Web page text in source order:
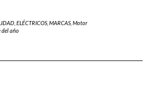
Nürburgring
,ELÉCTRICOS,MARCAS,Motor
del año